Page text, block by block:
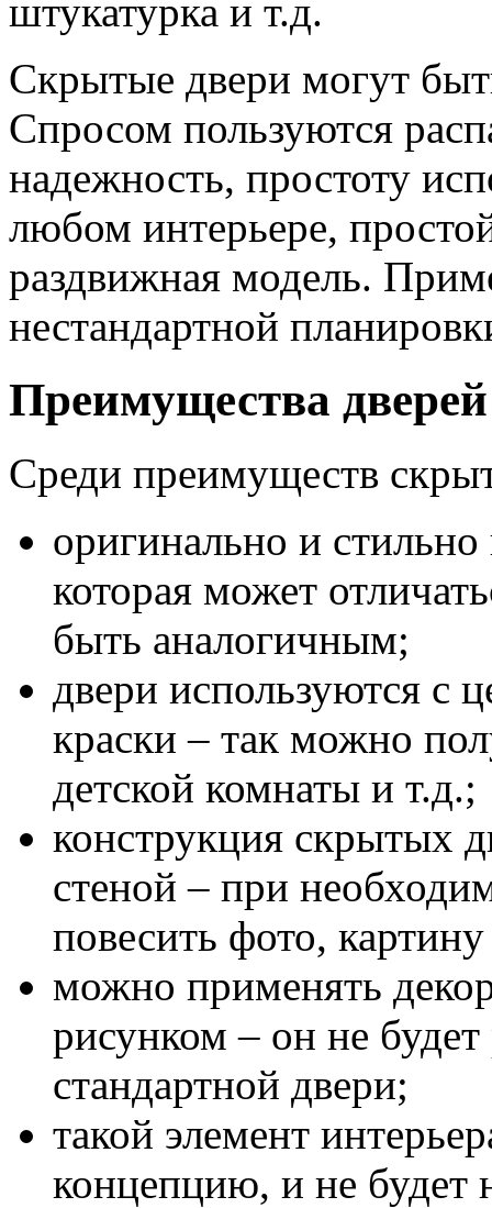
штукатурка и т.д.
Скрытые двери могут
Спросом пользуются
надежность, простоту
любом интерьере,
раздвижная модель.
нестандартной
Преимущества
Среди преимуществ
оригинально и стильно
которая может
быть аналогичным;
двери используются с
краски – так можно
детской комнаты и т.д.;
конструкция скрытых
стеной – при
повесить фото,
можно применять
рисунком – он не будет
стандартной двери;
такой элемент
концепцию, и не будет